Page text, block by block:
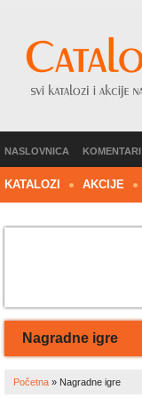
NASLOVNICA KOMENTARI
KATALOZI AKCIJE
Nagradne igre
Početna » Nagradne igre